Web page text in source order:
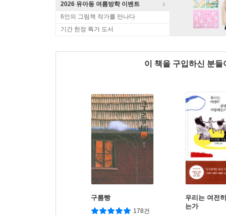
2026 유아동 여름방학 이벤트
6인의 그림책 작가를 만나다
기간 한정 특가 도서
이 책을 구입하신 분
구름빵
178건
우리는 여전
는가